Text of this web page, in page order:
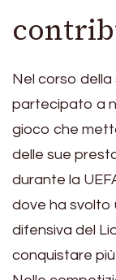
Nel corso della
partecipato a
gioco che
delle sue
durante la
dove ha svolto
difensiva del
conquistare